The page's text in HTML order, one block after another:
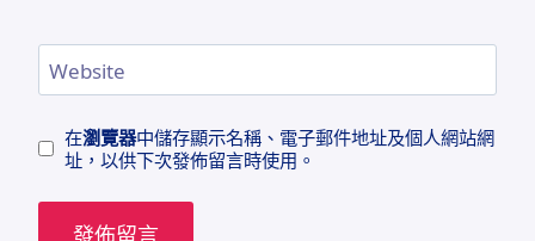
Website
在瀏覽器中儲存顯示名稱、電子郵件地址及個人網站網
址，以供下次發佈留言時使用。